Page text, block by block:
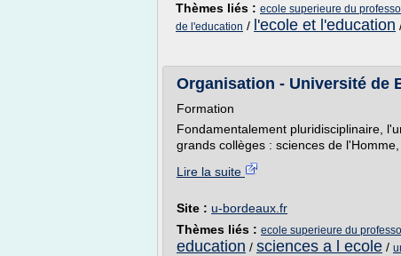
Thèmes liés : ecole superieure du
de l'education / l'ecole et l'education
Organisation - Université de
Formation
Fondamentalement pluridisciplinaire,
grands collèges : sciences de
Lire la suite
Site : u-bordeaux.fr
Thèmes liés : ecole superieure du
education / sciences a l ecole /